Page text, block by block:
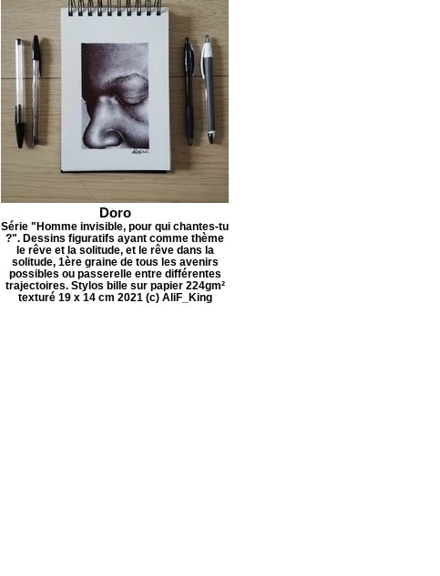
Doro
Série "Homme invisible, pour qui chantes-tu
?". Dessins figuratifs ayant comme thème
le rêve et la solitude, et le rêve dans la
solitude, 1ère graine de tous les avenirs
possibles ou passerelle entre différentes
trajectoires. Stylos bille sur papier 224gm²
texturé 19 x 14 cm 2021 (c) AliF_King